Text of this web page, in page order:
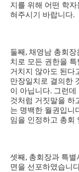
지를 위해 어떤 학
혀주시기 바랍니다.
둘째 , 채영남 총회장
치로 모든 권한을
거치지 않아도 된다
만장일치로 결의한
이 아닙니다. 그런데
것처럼 거짓말을 하
는 명백한 월권입니
임을 인정하고 총회
셋째 , 총회장과 특별
면을 선포하였습니